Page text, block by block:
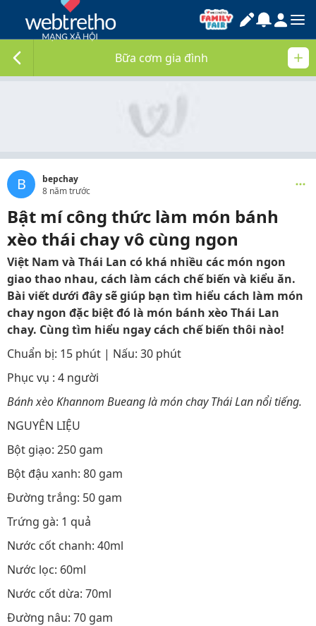
Bữa cơm gia đình
B
bepchay
8 năm trước
Bật mí công thức làm món bánh
xèo thái chay vô cùng ngon
Việt Nam và Thái Lan có khá nhiều các món ngon
giao thao nhau, cách làm cách chế biến và kiểu ăn.
Bài viết dưới đây sẽ giúp bạn tìm hiểu cách làm món
chay ngon đặc biệt đó là món bánh xèo Thái Lan
chay. Cùng tìm hiểu ngay cách chế biến thôi nào!
Chuẩn bị: 15 phút | Nấu: 30 phút
Phục vụ : 4 người
Bánh xèo Khannom Bueang là món chay Thái Lan nổi tiếng.
NGUYÊN LIỆU
Bột giạo: 250 gam
Bột đậu xanh: 80 gam
Đường trắng: 50 gam
Trứng gà: 1 quả
Nước cốt chanh: 40ml
Nước lọc: 60ml
Nước cốt dừa: 70ml
Đường nâu: 70 gam